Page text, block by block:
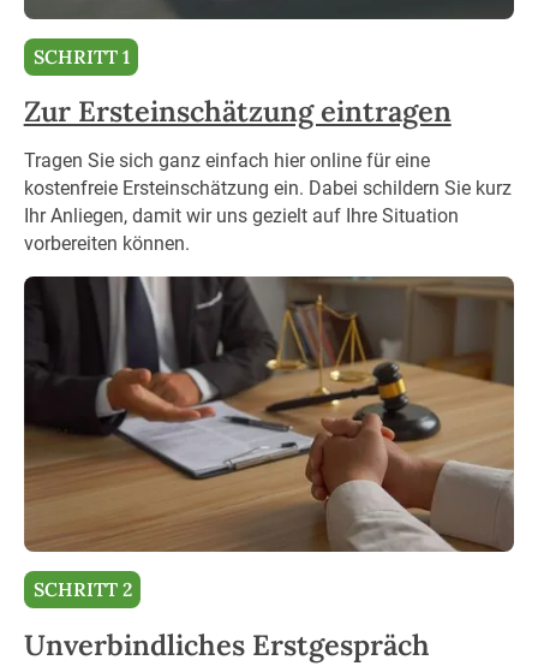
SCHRITT 1
Zur Ersteinschätzung eintragen
Tragen Sie sich ganz einfach hier online für eine
kostenfreie Ersteinschätzung ein. Dabei schildern Sie kurz
Ihr Anliegen, damit wir uns gezielt auf Ihre Situation
vorbereiten können.
SCHRITT 2
Unverbindliches Erstgespräch